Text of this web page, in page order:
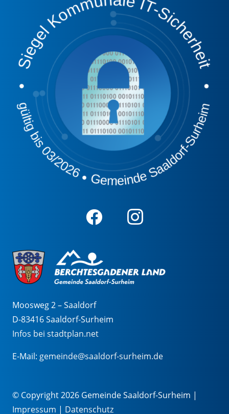
Moosweg 2 – Saaldorf
D-83416 Saaldorf-Surheim
Infos bei stadtplan.net
E-Mail: gemeinde@saaldorf-surheim.de
© Copyright 2026 Gemeinde Saaldorf-Surheim |
Impressum | Datenschutz